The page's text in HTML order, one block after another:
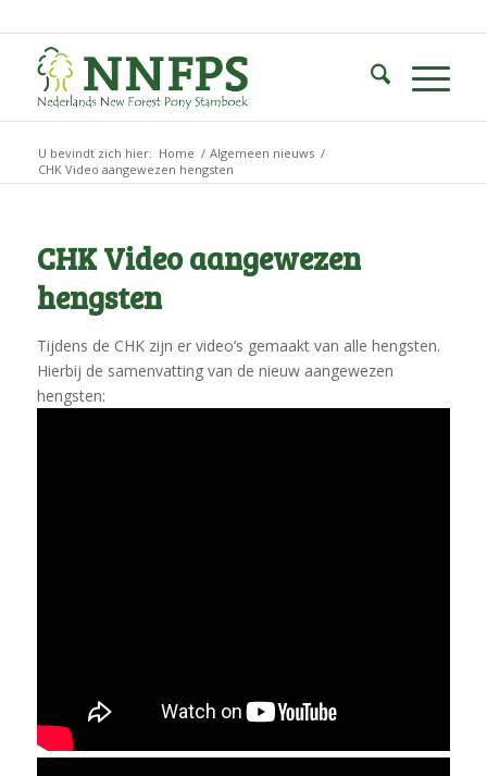
U bevindt zich hier: Home / Algemeen nieuws /
CHK Video aangewezen hengsten
CHK Video aangewezen
hengsten
Tijdens de CHK zijn er video’s gemaakt van alle hengsten.
Hierbij de samenvatting van de nieuw aangewezen
hengsten: